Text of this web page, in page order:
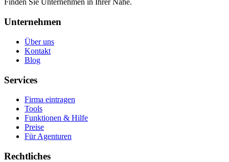
Finden Sie Unternehmen in Ihrer Nähe.
Unternehmen
Über uns
Kontakt
Blog
Services
Firma eintragen
Tools
Funktionen & Hilfe
Preise
Für Agenturen
Rechtliches